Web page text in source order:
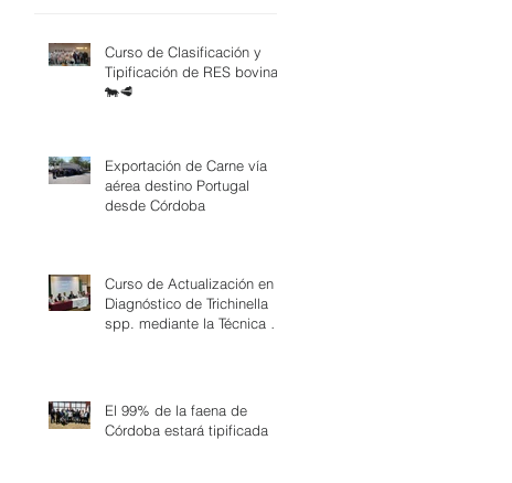
Curso de Clasificación y
Tipificación de RES bovina
🐄🥩
Exportación de Carne vía
aérea destino Portugal
desde Córdoba
Curso de Actualización en
Diagnóstico de Trichinella
spp. mediante la Técnica de
El 99% de la faena de
Córdoba estará tipificada